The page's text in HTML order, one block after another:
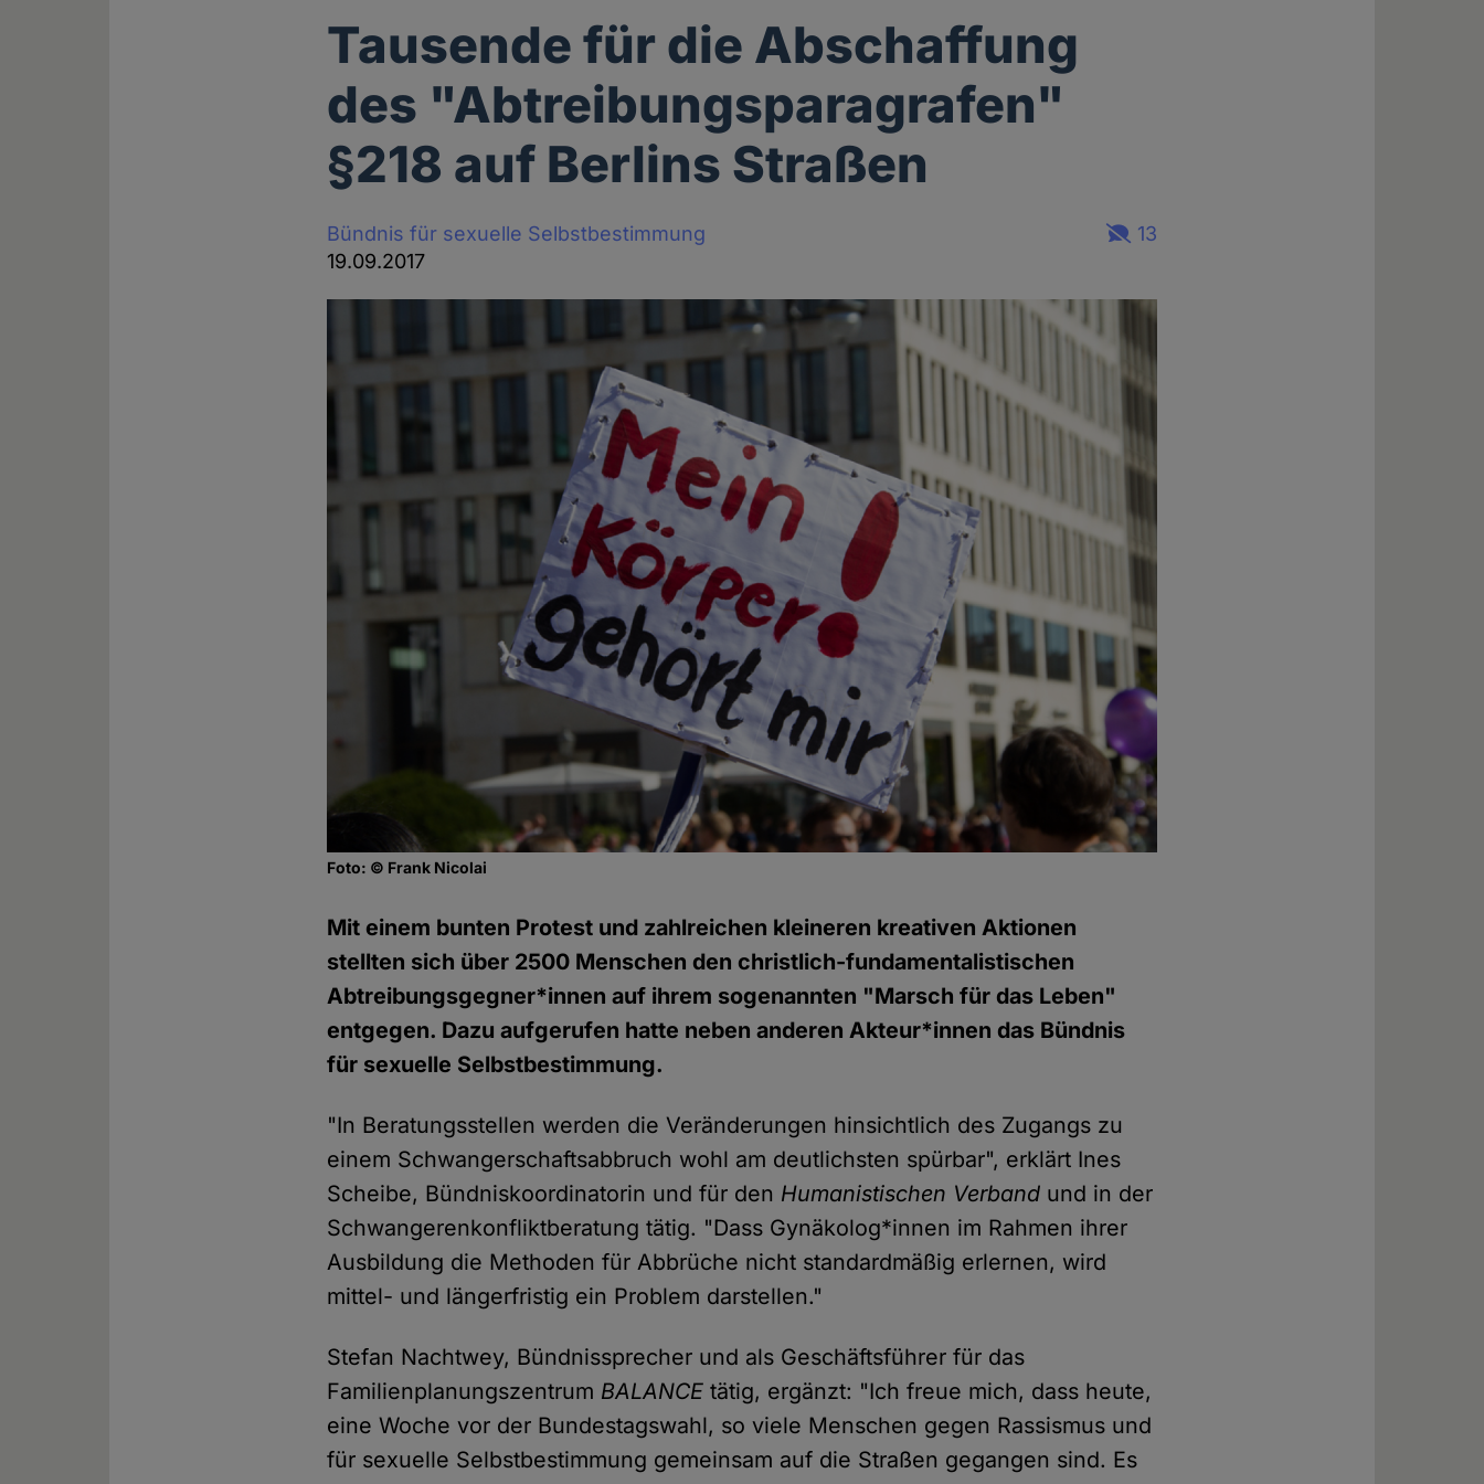
Tausende für die Abschaffung
des "Abtreibungsparagrafen"
§218 auf Berlins Straßen
Bündnis für sexuelle Selbstbestimmung
19.09.2017
13
Foto: © Frank Nicolai
Mit einem bunten Protest und zahlreichen kleineren kreativen Aktionen
stellten sich über 2500 Menschen den christlich-fundamentalistischen
Abtreibungsgegner*innen auf ihrem sogenannten "Marsch für das Leben"
entgegen. Dazu aufgerufen hatte neben anderen Akteur*innen das Bündnis
für sexuelle Selbstbestimmung.
"In Beratungsstellen werden die Veränderungen hinsichtlich des Zugangs zu
einem Schwangerschaftsabbruch wohl am deutlichsten spürbar", erklärt Ines
Scheibe, Bündniskoordinatorin und für den Humanistischen Verband und in der
Schwangerenkonfliktberatung tätig. "Dass Gynäkolog*innen im Rahmen ihrer
Ausbildung die Methoden für Abbrüche nicht standardmäßig erlernen, wird
mittel- und längerfristig ein Problem darstellen."
Stefan Nachtwey, Bündnissprecher und als Geschäftsführer für das
Familienplanungszentrum BALANCE tätig, ergänzt: "Ich freue mich, dass heute,
eine Woche vor der Bundestagswahl, so viele Menschen gegen Rassismus und
für sexuelle Selbstbestimmung gemeinsam auf die Straßen gegangen sind. Es